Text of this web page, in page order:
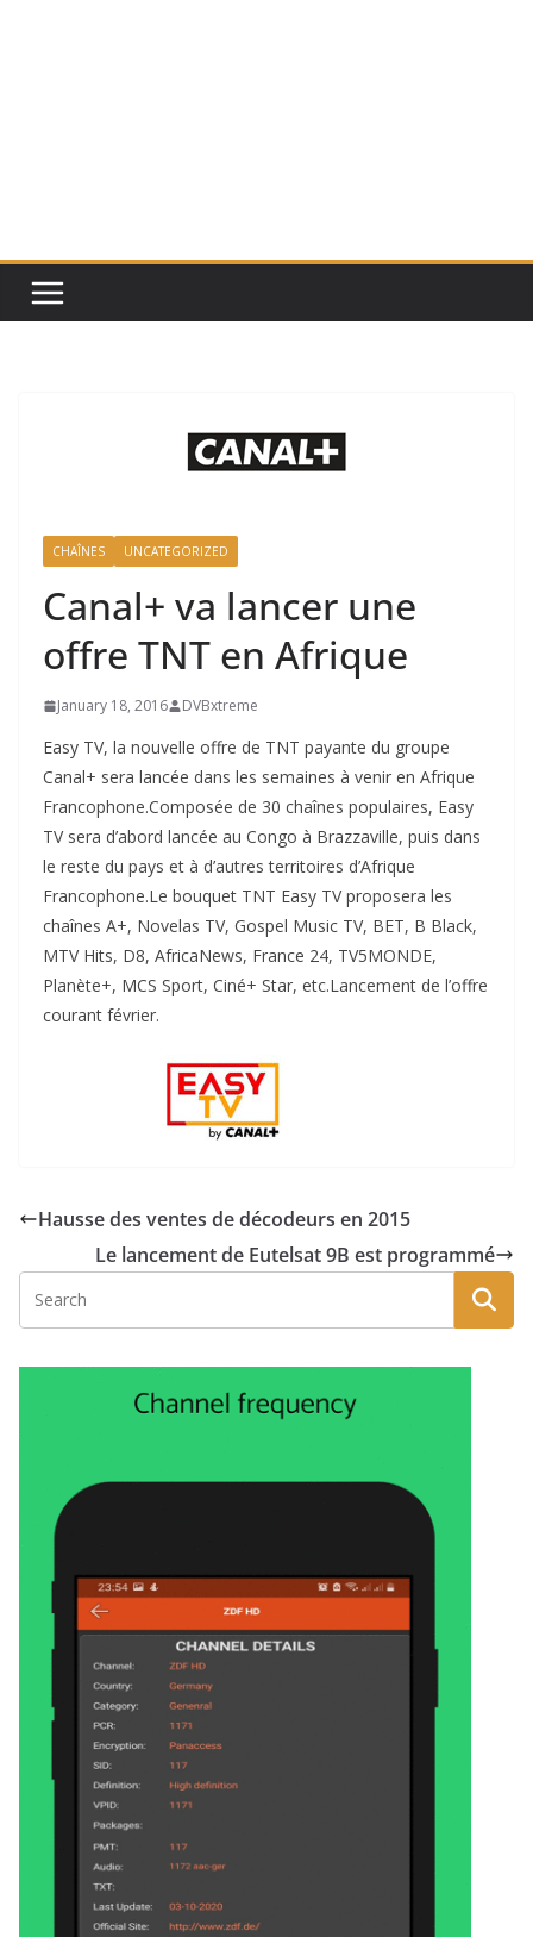
CHAÎNES UNCATEGORIZED
Canal+ va lancer une
offre TNT en Afrique
January 18, 2016 DVBxtreme
Easy TV, la nouvelle offre de TNT payante du groupe
Canal+ sera lancée dans les semaines à venir en Afrique
Francophone.Composée de 30 chaînes populaires, Easy
TV sera d’abord lancée au Congo à Brazzaville, puis dans
le reste du pays et à d’autres territoires d’Afrique
Francophone.Le bouquet TNT Easy TV proposera les
chaînes A+, Novelas TV, Gospel Music TV, BET, B Black,
MTV Hits, D8, AfricaNews, France 24, TV5MONDE,
Planète+, MCS Sport, Ciné+ Star, etc.Lancement de l’offre
courant février.
Hausse des ventes de décodeurs en 2015
Le lancement de Eutelsat 9B est programmé